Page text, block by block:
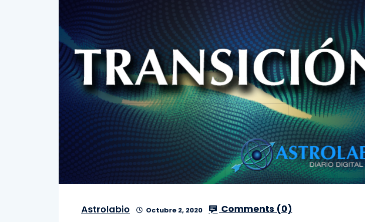
Astrolabio Octubre 2, 2020 Comments (0)